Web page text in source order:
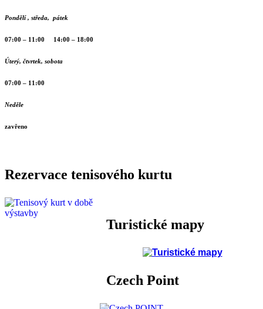
Pondělí , středa, pátek
07:00 – 11:00 14:00 – 18:00
Úterý, čtvrtek, sobota
07:00 – 11:00
Neděle
zavřeno
Rezervace tenisového kurtu
Turistické mapy
Czech Point